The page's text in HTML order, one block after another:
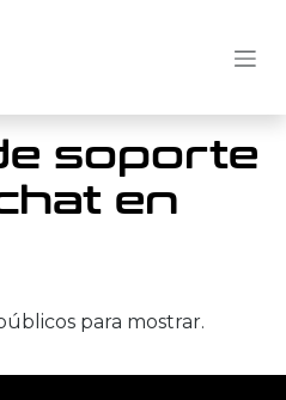
soporte
en
para mostrar.